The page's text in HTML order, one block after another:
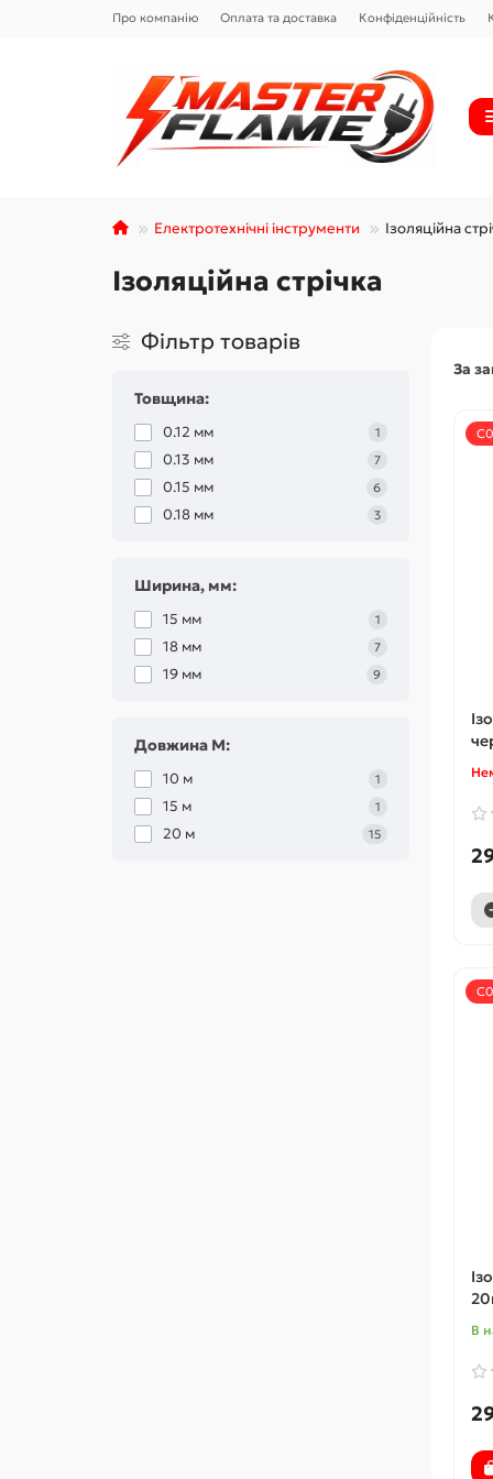
Про компанію Оплата та доставка Конфіденційність
Електротехнічні інструменти Ізоляційна
Ізоляційна стрічка
Фільтр товарів
Товщина:
0.12 мм 1
0.13 мм 7
0.15 мм 6
0.18 мм 3
Ширина, мм:
15 мм 1
18 мм 7
19 мм 9
Довжина М:
10 м 1
15 м 1
20 м 15
За
В